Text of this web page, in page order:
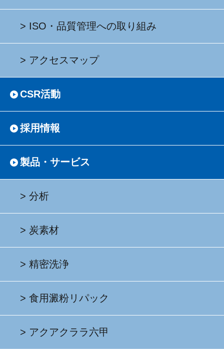
ISO・品質管理への取り組み
アクセスマップ
CSR活動
採用情報
製品・サービス
分析
炭素材
精密洗浄
食用澱粉リパック
アクアクララ六甲